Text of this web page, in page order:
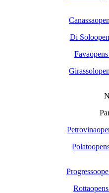
Canassa
Di Solo
Fava
Girassol
Petrovina
Polato
Progresso
Rotta